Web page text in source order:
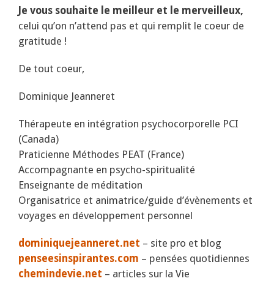
Je vous souhaite le meilleur et le merveilleux,
celui qu’on n’attend pas et qui remplit le coeur de
gratitude !
De tout coeur,
Dominique Jeanneret
Thérapeute en intégration psychocorporelle PCI
(Canada)
Praticienne Méthodes PEAT (France)
Accompagnante en psycho-spiritualité
Enseignante de méditation
Organisatrice et animatrice/guide d’évènements et
voyages en développement personnel
dominiquejeanneret.net – site pro et blog
penseesinspirantes.com – pensées quotidiennes
chemindevie.net – articles sur la Vie